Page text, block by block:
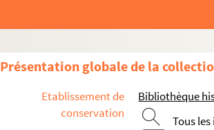
Présentation globale de la
Etablissement de
conservation
Bibliothèque
Tous
Dossier n° 133
Dossier n° 135